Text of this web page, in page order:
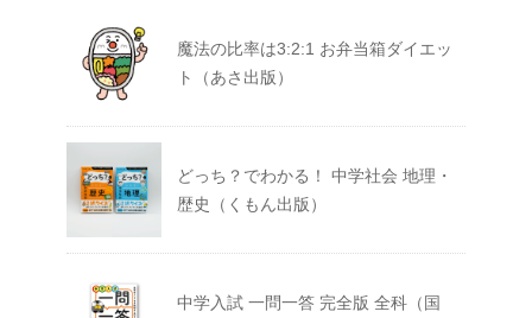
魔法の比率は3:2:1 お弁当箱ダイエッ
ト（あさ出版）
どっち？でわかる！ 中学社会 地理・
歴史（くもん出版）
中学入試 一問一答 完全版 全科（国